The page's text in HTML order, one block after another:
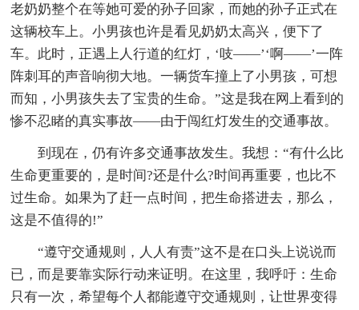
老奶奶整个在等她可爱的孙子回家，而她的孙子正式在
这辆校车上。小男孩也许是看见奶奶太高兴，便下了
车。此时，正遇上人行道的红灯，‘吱——’‘啊——’一阵
阵刺耳的声音响彻大地。一辆货车撞上了小男孩，可想
而知，小男孩失去了宝贵的生命。”这是我在网上看到的
惨不忍睹的真实事故——由于闯红灯发生的交通事故。
到现在，仍有许多交通事故发生。我想：“有什么比
生命更重要的，是时间?还是什么?时间再重要，也比不
过生命。如果为了赶一点时间，把生命搭进去，那么，
这是不值得的!”
“遵守交通规则，人人有责”这不是在口头上说说而
已，而是要靠实际行动来证明。在这里，我呼吁：生命
只有一次，希望每个人都能遵守交通规则，让世界变得